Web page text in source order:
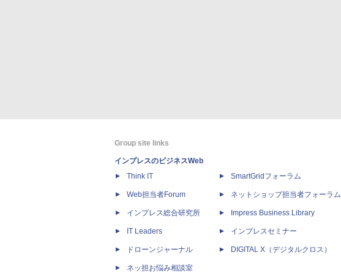
Group site links
インプレスのビジネスWeb
Think IT
Web担当者Forum
インプレス総合研究所
IT Leaders
ドローンジャーナル
ネッ担お悩み相談室
SmartGridフォーラム
ネットショップ担当者フォーラム
Impress Business Library
インプレスセミナー
DIGITAL X（デジタルクロス）